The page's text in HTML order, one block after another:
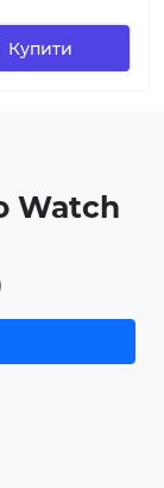
Купити
Watch